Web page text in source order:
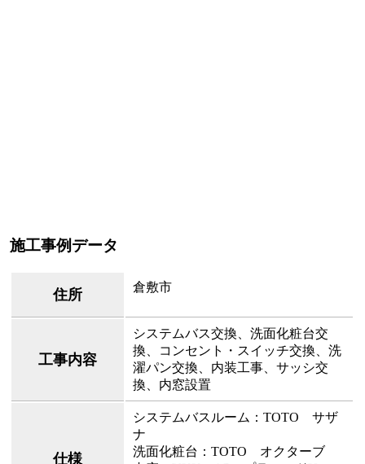
施工事例データ
住所 倉敷市
工事内容
システムバス交換、洗面化粧台交
換、コンセント・スイッチ交換、洗
濯パン交換、内装工事、サッシ交
換、内窓設置
仕様
システムバスルーム：TOTO サザ
ナ
洗面化粧台：TOTO オクターブ